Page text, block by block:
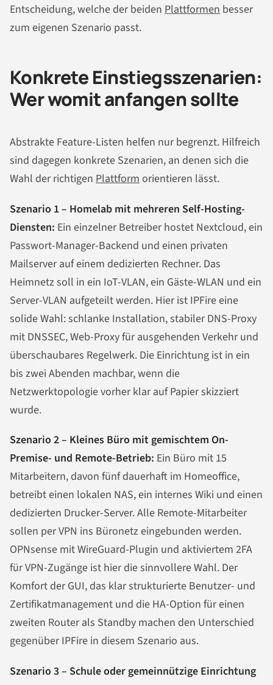
Entscheidung, welche der beiden Plattformen besser
zum eigenen Szenario passt.
Konkrete Einstiegsszenarien:
Wer womit anfangen sollte
Abstrakte Feature-Listen helfen nur begrenzt. Hilfreich
sind dagegen konkrete Szenarien, an denen sich die
Wahl der richtigen Plattform orientieren lässt.
Szenario 1 – Homelab mit mehreren Self-Hosting-
Diensten: Ein einzelner Betreiber hostet Nextcloud, ein
Passwort-Manager-Backend und einen privaten
Mailserver auf einem dedizierten Rechner. Das
Heimnetz soll in ein IoT-VLAN, ein Gäste-WLAN und ein
Server-VLAN aufgeteilt werden. Hier ist IPFire eine
solide Wahl: schlanke Installation, stabiler DNS-Proxy
mit DNSSEC, Web-Proxy für ausgehenden Verkehr und
überschaubares Regelwerk. Die Einrichtung ist in ein
bis zwei Abenden machbar, wenn die
Netzwerktopologie vorher klar auf Papier skizziert
wurde.
Szenario 2 – Kleines Büro mit gemischtem On-
Premise- und Remote-Betrieb: Ein Büro mit 15
Mitarbeitern, davon fünf dauerhaft im Homeoffice,
betreibt einen lokalen NAS, ein internes Wiki und einen
dedizierten Drucker-Server. Alle Remote-Mitarbeiter
sollen per VPN ins Büronetz eingebunden werden.
OPNsense mit WireGuard-Plugin und aktiviertem 2FA
für VPN-Zugänge ist hier die sinnvollere Wahl. Der
Komfort der GUI, das klar strukturierte Benutzer- und
Zertifikatmanagement und die HA-Option für einen
zweiten Router als Standby machen den Unterschied
gegenüber IPFire in diesem Szenario aus.
Szenario 3 – Schule oder gemeinnützige Einrichtung